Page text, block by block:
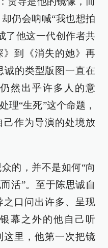
仍会呐喊“我也想拍
了他这一代创作者共
》到《消失的她》再
诚的类型版图一直在
然出乎许多人的意
理“生死”这个命题，
作为导演的处境放
的，并不是如何“向
活”。至于陈思诚自
之口问出许多、呈现
幕之外的他自己听
这里，他第一次把镜